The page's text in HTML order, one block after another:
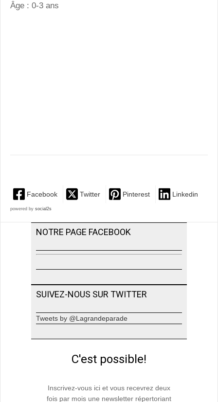
Âge : 0-3 ans
Facebook Twitter Pinterest Linkedin
powered by social2s
NOTRE PAGE FACEBOOK
SUIVEZ-NOUS SUR TWITTER
Tweets by @Lagrandeparade
C'est possible!
Inscrivez-vous ici et vous recevrez deux
fois par mois une newsletter répertoriant